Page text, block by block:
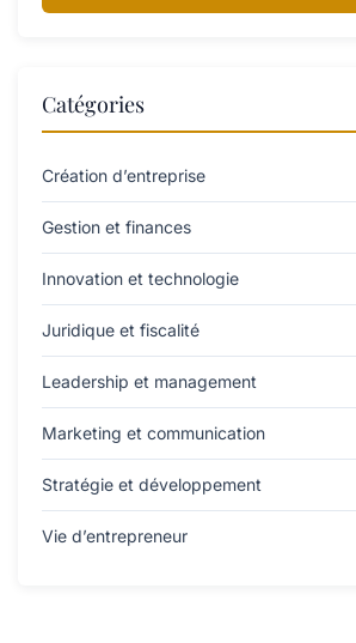
Catégories
Création d’entreprise
Gestion et finances
Innovation et technologie
Juridique et fiscalité
Leadership et management
Marketing et communication
Stratégie et développement
Vie d’entrepreneur